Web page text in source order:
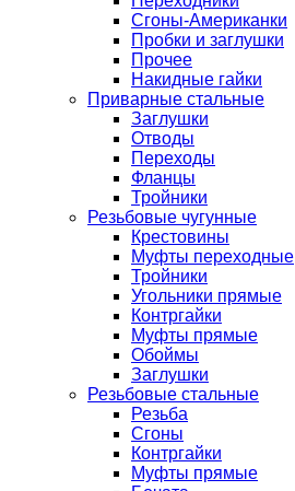
Сгоны-Американки
Пробки и заглушки
Прочее
Накидные гайки
Приварные стальные
Заглушки
Отводы
Переходы
Фланцы
Тройники
Резьбовые чугунные
Крестовины
Муфты переходные
Тройники
Угольники прямые
Контргайки
Муфты прямые
Обоймы
Заглушки
Резьбовые стальные
Резьба
Сгоны
Контргайки
Муфты прямые